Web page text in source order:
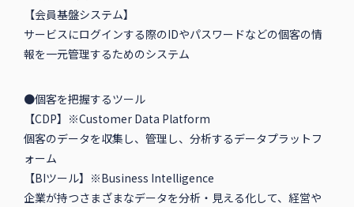
【会員基盤システム】
サービスにログインする際のIDやパスワードなどの個客の情
報を一元管理するためのシステム
●個客を把握するツール
【CDP】※Customer Data Platform
個客のデータを収集し、管理し、分析するデータプラットフ
ォーム
【BIツール】※Business Intelligence
企業が持つさまざまなデータを分析・見える化して、経営や